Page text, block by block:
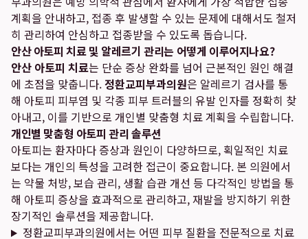
계획을 안내하고, 접종 후 발생할 수 있는 문제에 대해서도 철저
히 관리하여 안심하고 접종받을 수 있도록 돕습니다.
안산 아토피 치료 및 알레르기 관리는 어떻게 이루어지나요?
안산 아토피 치료는 단순 증상 완화를 넘어 근본적인 원인 해결
에 초점을 맞춥니다.정환교피부과의원은 알레르기 검사를 통
해 아토피 피부염 및 각종 피부 트러블의 유발 인자를 정확히 찾
아내고, 이를 기반으로 개인별 맞춤형 치료 계획을 수립합니다.
개인별 맞춤형 아토피 관리 솔루션
아토피는 환자마다 증상과 원인이 다양하므로, 획일적인 치료
보다는 개인의 특성을 고려한 접근이 중요합니다. 본 의원에서
는 약물 처방, 보습 관리, 생활 습관 개선 등 다각적인 방법을 통
해 아토피 증상을 효과적으로 관리하고, 재발을 방지하기 위한
장기적인 솔루션을 제공합니다.
정환교피부과의원에서는 어떤 피부 질환을 전문적으로 치료